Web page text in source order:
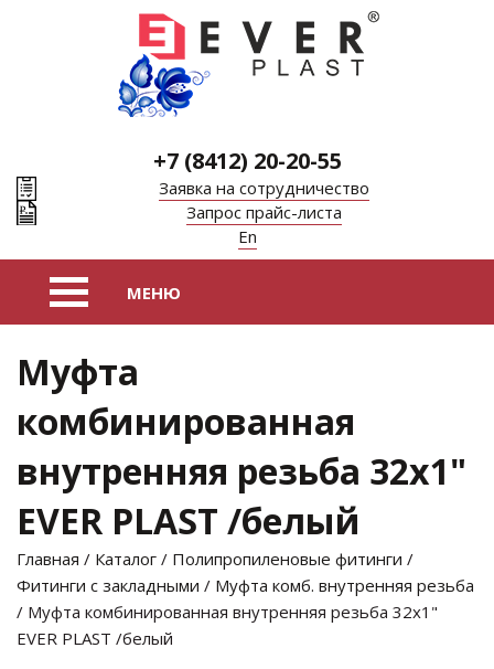
+7 (8412) 20-20-55
Заявка на сотрудничество
Запрос прайс-листа
En
Муфта
комбинированная
внутренняя резьба 32х1"
EVER PLAST /белый
Главная / Каталог / Полипропиленовые фитинги /
Фитинги с закладными / Муфта комб. внутренняя резьба
/ Муфта комбинированная внутренняя резьба 32х1"
EVER PLAST /белый